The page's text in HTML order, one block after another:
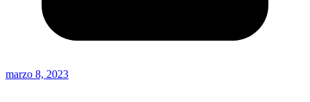
marzo 8, 2023